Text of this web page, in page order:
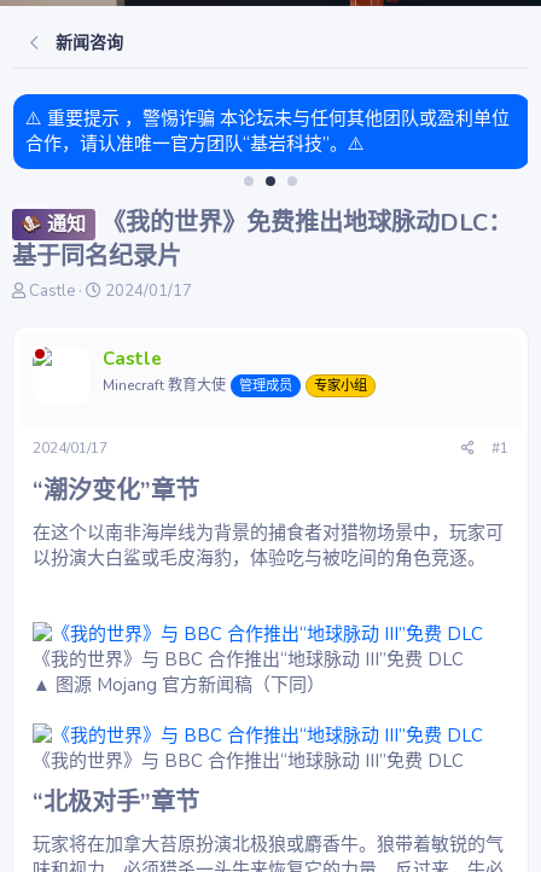
新闻咨询
⚠️ 重要提示 ，警惕诈骗 本论坛未与任何其他团队或盈利单位
合作，请认准唯一官方团队“基岩科技”。⚠️
通知
《我的世界》免费推出地球脉动DLC：
基于同名纪录片
主
起
Castle
开
间
2024/01/17
Castle
Minecraft 教育大使 管理成员 专家小组
2024/01/17 #1
“潮汐变化”章节​
在这个以南非海岸线为背景的捕食者对猎物场景中，玩家可
以扮演大白鲨或毛皮海豹，体验吃与被吃间的角色竞逐。
《我的世界》与 BBC 合作推出“地球脉动 III”免费 DLC
▲ 图源 Mojang 官方新闻稿（下同）
《我的世界》与 BBC 合作推出“地球脉动 III”免费 DLC
“北极对手”章节​
玩家将在加拿大苔原扮演北极狼或麝香牛。狼带着敏锐的气